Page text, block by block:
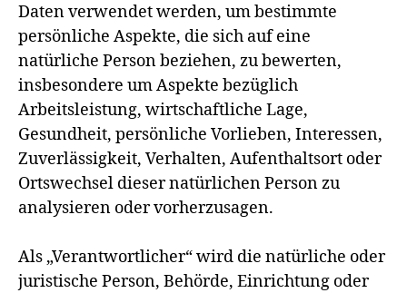
Daten verwendet werden, um bestimmte
persönliche Aspekte, die sich auf eine
natürliche Person beziehen, zu bewerten,
insbesondere um Aspekte bezüglich
Arbeitsleistung, wirtschaftliche Lage,
Gesundheit, persönliche Vorlieben, Interessen,
Zuverlässigkeit, Verhalten, Aufenthaltsort oder
Ortswechsel dieser natürlichen Person zu
analysieren oder vorherzusagen.
Als „Verantwortlicher“ wird die natürliche oder
juristische Person, Behörde, Einrichtung oder